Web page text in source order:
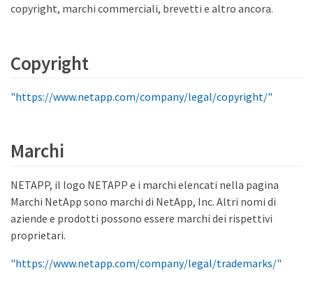
copyright, marchi commerciali, brevetti e altro ancora.
Copyright
"https://www.netapp.com/company/legal/copyright/"
Marchi
NETAPP, il logo NETAPP e i marchi elencati nella pagina
Marchi NetApp sono marchi di NetApp, Inc. Altri nomi di
aziende e prodotti possono essere marchi dei rispettivi
proprietari.
"https://www.netapp.com/company/legal/trademarks/"